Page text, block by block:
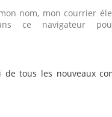
nom, mon courrier
ce navigateur
de tous les nouveaux